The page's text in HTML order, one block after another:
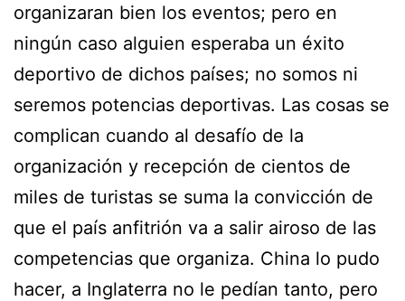
organizaran bien los eventos; pero en
ningún caso alguien esperaba un éxito
deportivo de dichos países; no somos ni
seremos potencias deportivas. Las cosas se
complican cuando al desafío de la
organización y recepción de cientos de
miles de turistas se suma la convicción de
que el país anfitrión va a salir airoso de las
competencias que organiza. China lo pudo
hacer, a Inglaterra no le pedían tanto, pero